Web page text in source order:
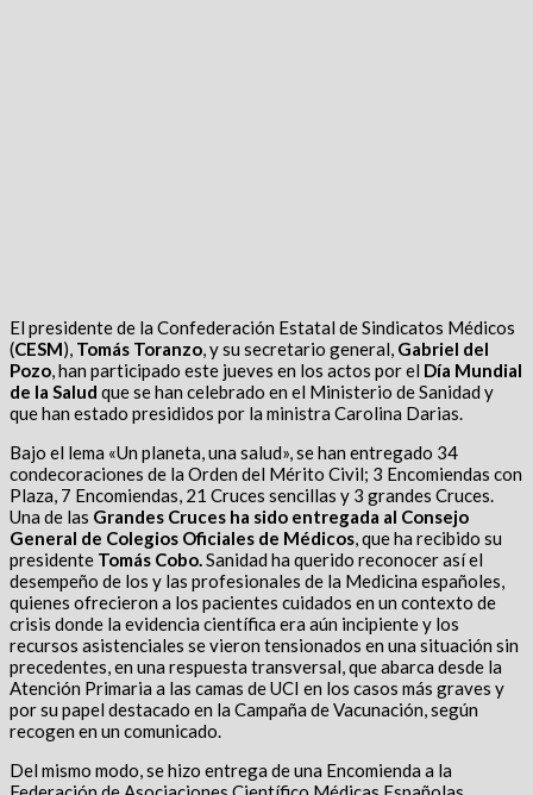
El presidente de la Confederación Estatal de Sindicatos Médicos
(CESM), Tomás Toranzo, y su secretario general, Gabriel del
Pozo, han participado este jueves en los actos por el Día Mundial
de la Salud que se han celebrado en el Ministerio de Sanidad y
que han estado presididos por la ministra Carolina Darias.
Bajo el lema «Un planeta, una salud», se han entregado 34
condecoraciones de la Orden del Mérito Civil; 3 Encomiendas con
Plaza, 7 Encomiendas, 21 Cruces sencillas y 3 grandes Cruces.
Una de las Grandes Cruces ha sido entregada al Consejo
General de Colegios Oficiales de Médicos, que ha recibido su
presidente Tomás Cobo.Sanidad ha querido reconocer así el
desempeño de los y las profesionales de la Medicina españoles,
quienes ofrecieron a los pacientes cuidados en un contexto de
crisis donde la evidencia científica era aún incipiente y los
recursos asistenciales se vieron tensionados en una situación sin
precedentes, en una respuesta transversal, que abarca desde la
Atención Primaria a las camas de UCI en los casos más graves y
por su papel destacado en la Campaña de Vacunación, según
recogen en un comunicado.
Del mismo modo, se hizo entrega de una Encomienda a la